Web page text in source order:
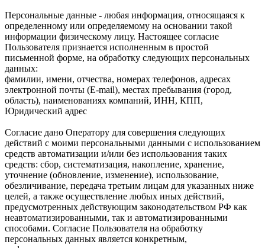
Персональные данные - любая информация, относящаяся к
определенному или определяемому на основании такой
информации физическому лицу. Настоящее согласие
Пользователя признается исполненным в простой
письменной форме, на обработку следующих персональных
данных:
фамилии, имени, отчества, номерах телефонов, адресах
электронной почты (E-mail), местах пребывания (город,
область), наименованиях компаний, ИНН, КПП,
Юридический адрес
Согласие дано Оператору для совершения следующих
действий с моими персональными данными с использованием
средств автоматизации и/или без использования таких
средств: сбор, систематизация, накопление, хранение,
уточнение (обновление, изменение), использование,
обезличивание, передача третьим лицам для указанных ниже
целей, а также осуществление любых иных действий,
предусмотренных действующим законодательством РФ как
неавтоматизированными, так и автоматизированными
способами. Согласие Пользователя на обработку
персональных данных является конкретным,